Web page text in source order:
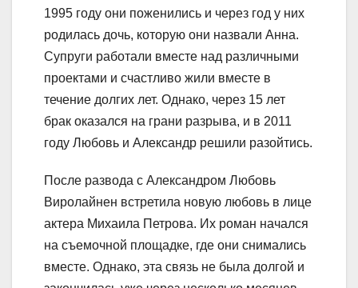
1995 году они поженились и через год у них
родилась дочь, которую они назвали Анна.
Супруги работали вместе над различными
проектами и счастливо жили вместе в
течение долгих лет. Однако, через 15 лет
брак оказался на грани разрыва, и в 2011
году Любовь и Александр решили разойтись.
После развода с Александром Любовь
Виролайнен встретила новую любовь в лице
актера Михаила Петрова. Их роман начался
на съемочной площадке, где они снимались
вместе. Однако, эта связь не была долгой и